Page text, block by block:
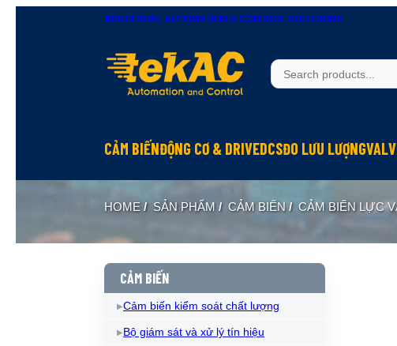
INDUSTRIAL AUTOMATION & CONTROL SOLUTIONS
CẢM BIẾNĐỘNG CƠ & DRIVEDCSĐO LƯU LƯỢNG
HOME / SẢN PHẨM / CẢM BIẾN / CẢM BIẾN LỰC
CẢM BIẾN
Cảm biến kiểm soát chất lượng
Bộ giám sát và xử lý tín hiệu